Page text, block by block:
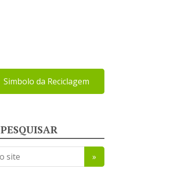
Simbolo da Reciclagem
PESQUISAR